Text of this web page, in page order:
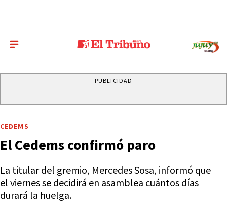
PUBLICIDAD
CEDEMS
El Cedems confirmó paro
La titular del gremio, Mercedes Sosa, informó que
el viernes se decidirá en asamblea cuántos días
durará la huelga.